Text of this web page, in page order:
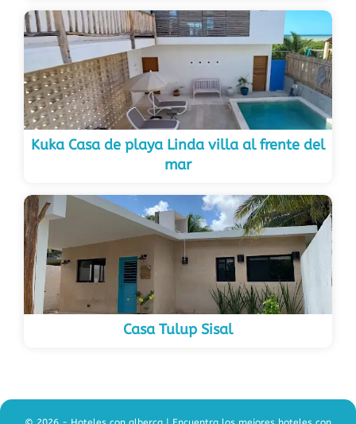
Kuka Casa de playa Linda villa al frente del
mar
Casa Tulup Sisal